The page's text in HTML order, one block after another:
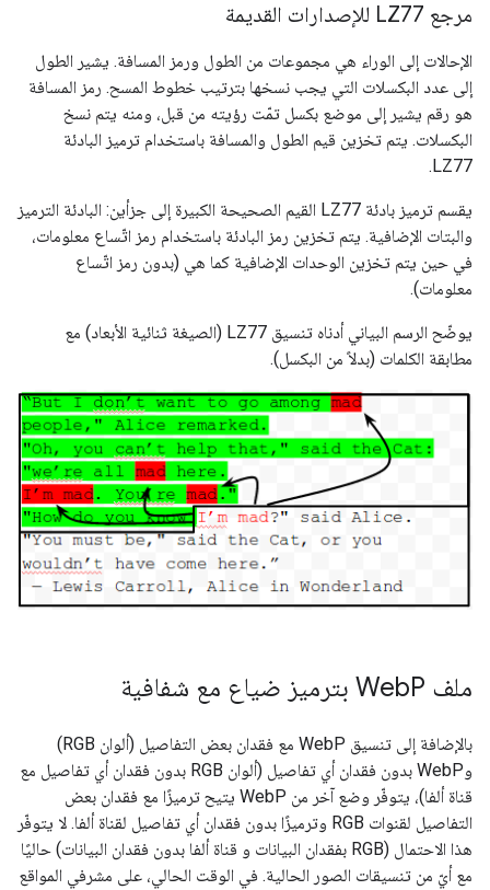
مرجع LZ77 للإصدارات القديمة
الإحالات إلى الوراء هي مجموعات من الطول ورمز المسافة. يشير الطول
إلى عدد البكسلات التي يجب نسخها بترتيب خطوط المسح. رمز المسافة
هو رقم يشير إلى موضع بكسل تمّت رؤيته من قبل، ومنه يتم نسخ
البكسلات. يتم تخزين قيم الطول والمسافة باستخدام ترميز البادئة
LZ77.
يقسم ترميز بادئة LZ77 القيم الصحيحة الكبيرة إلى جزأين: البادئة الترميز
والبتات الإضافية. يتم تخزين رمز البادئة باستخدام رمز اتّساع معلومات،
في حين يتم تخزين الوحدات الإضافية كما هي (بدون رمز اتّساع
معلومات).
يوضّح الرسم البياني أدناه تنسيق LZ77 (الصيغة ثنائية الأبعاد) مع
مطابقة الكلمات (بدلاً من البكسل).
ملف Web P بترميز ضياع مع شفافية
بالإضافة إلى تنسيق WebP مع فقدان بعض التفاصيل (ألوان RGB)
وWebP بدون فقدان أي تفاصيل (ألوان RGB بدون فقدان أي تفاصيل مع
قناة ألفا)، يتوفّر وضع آخر من WebP يتيح ترميزًا مع فقدان بعض
التفاصيل لقنوات RGB وترميزًا بدون فقدان أي تفاصيل لقناة ألفا. لا يتوفّر
هذا الاحتمال (RGB بفقدان البيانات و قناة ألفا بدون فقدان البيانات) حاليًا
مع أيّ من تنسيقات الصور الحالية. في الوقت الحالي، على مشرفي المواقع